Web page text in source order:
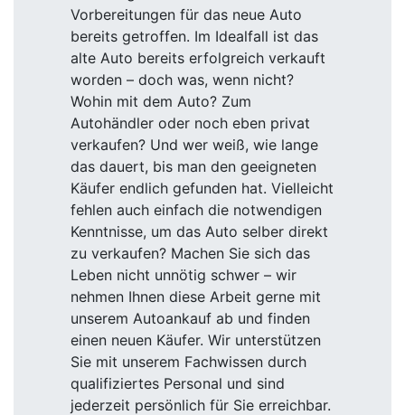
Vorbereitungen für das neue Auto
bereits getroffen. Im Idealfall ist das
alte Auto bereits erfolgreich verkauft
worden – doch was, wenn nicht?
Wohin mit dem Auto? Zum
Autohändler oder noch eben privat
verkaufen? Und wer weiß, wie lange
das dauert, bis man den geeigneten
Käufer endlich gefunden hat. Vielleicht
fehlen auch einfach die notwendigen
Kenntnisse, um das Auto selber direkt
zu verkaufen? Machen Sie sich das
Leben nicht unnötig schwer – wir
nehmen Ihnen diese Arbeit gerne mit
unserem Autoankauf ab und finden
einen neuen Käufer. Wir unterstützen
Sie mit unserem Fachwissen durch
qualifiziertes Personal und sind
jederzeit persönlich für Sie erreichbar.